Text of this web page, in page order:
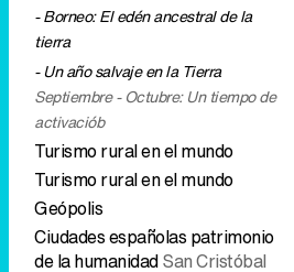
- Borneo: El edén ancestral de la
tierra
- Un año salvaje en la Tierra
Septiembre - Octubre: Un tiempo de
activaciób
Turismo rural en el mundo
Turismo rural en el mundo
Geópolis
Ciudades españolas patrimonio
de la humanidadSan Cristóbal